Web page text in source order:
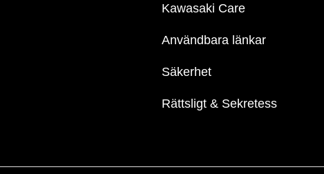
Kawasaki Care
Användbara länkar
Säkerhet
Rättsligt & Sekretess